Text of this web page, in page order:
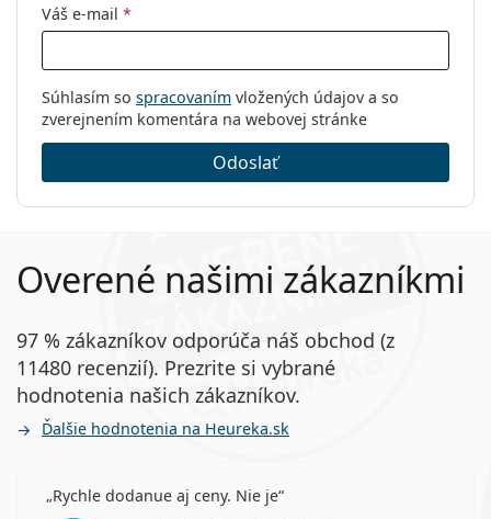
Váš e-mail *
Súhlasím so spracovaním vložených údajov a so
zverejnením komentára na webovej stránke
Odoslať
Overené našimi zákazníkmi
97 % zákazníkov odporúča náš obchod (z
11480 recenzií). Prezrite si vybrané
hodnotenia našich zákazníkov.
Ďalšie hodnotenia na Heureka.sk
Rychle dodanue aj ceny. Nie je